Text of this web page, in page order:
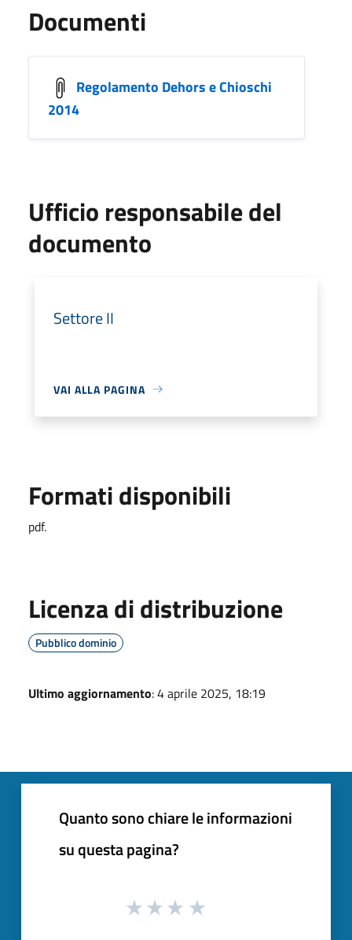
Documenti
Regolamento Dehors e Chioschi
2014
Ufficio responsabile del
documento
Settore II
VAI ALLA PAGINA
Formati disponibili
pdf.
Licenza di distribuzione
Pubblico dominio
Ultimo aggiornamento: 4 aprile 2025, 18:19
Quanto sono chiare le informazioni
su questa pagina?